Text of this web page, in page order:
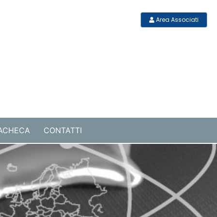
Area Associati
CONTATTI